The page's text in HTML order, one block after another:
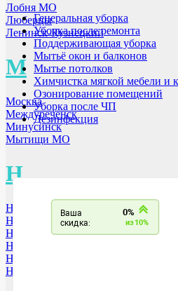
Лобня МО
Люберцы
Ленинск-Кузнецкий
М
Москва
Междуреченск
Минусинск
Мытищи МО
Н
Новосибирск
Новокузнецк
Нижний Новгород
Новороссийск
Ногинск МО
Нижний Тагил
Генеральная уборка
Уборка после ремонта
Поддерживающая уборка
Мытьё окон и балконов
Мытье потолков
Химчистка мягкой мебели и
Озонирование помещений
Уборка после ЧП
Дезинфекция